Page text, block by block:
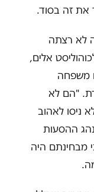
את זה בסוד.
לא רצתה
אלים,
משפחה
"הם לא
ניסו לאהוב
ההסעות
מבחינתם היה